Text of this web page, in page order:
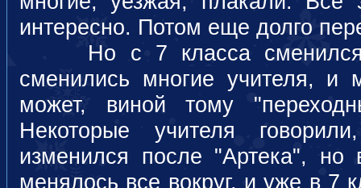
интересно. Потом еще долго
Но с 7 класса сменился
сменились многие учителя, и
может, виной тому
Некоторые учителя
изменился после "Артека", но
менялось все вокруг, и уже в 7